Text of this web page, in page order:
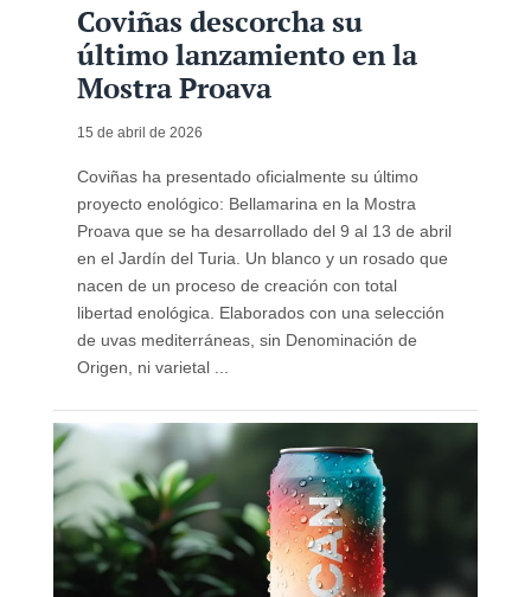
Coviñas descorcha su
último lanzamiento en la
Mostra Proava
15 de abril de 2026
Coviñas ha presentado oficialmente su último
proyecto enológico: Bellamarina en la Mostra
Proava que se ha desarrollado del 9 al 13 de abril
en el Jardín del Turia. Un blanco y un rosado que
nacen de un proceso de creación con total
libertad enológica. Elaborados con una selección
de uvas mediterráneas, sin Denominación de
Origen, ni varietal ...